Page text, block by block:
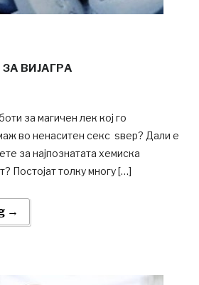
ВИЈАГРА
за магичен лек кој го
во ненаситен секс ѕвер? Дали е
за најпознатата хемиска
Постојат толку многу […]
→